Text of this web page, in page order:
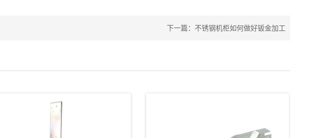
下一篇： 不锈钢机柜如何做好钣金加工